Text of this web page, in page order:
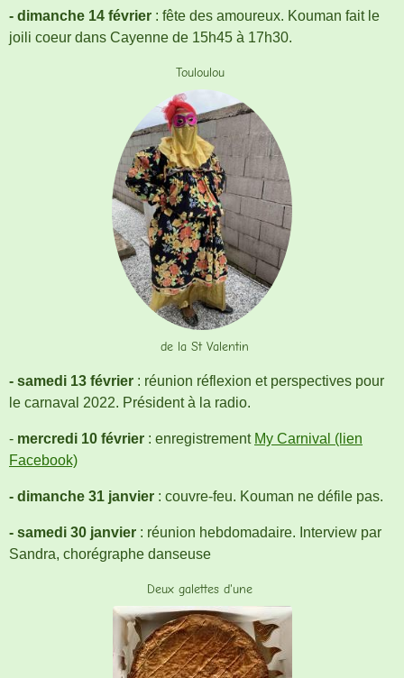
- dimanche 14 février : fête des amoureux. Kouman fait le
joili coeur dans Cayenne de 15h45 à 17h30.
Touloulou
de la St Valentin
- samedi 13 février : réunion réflexion et perspectives pour
le carnaval 2022. Président à la radio.
- mercredi 10 février : enregistrement My Carnival (lien
Facebook)
- dimanche 31 janvier : couvre-feu. Kouman ne défile pas.
- samedi 30 janvier : réunion hebdomadaire. Interview par
Sandra, chorégraphe danseuse
Deux galettes d'une